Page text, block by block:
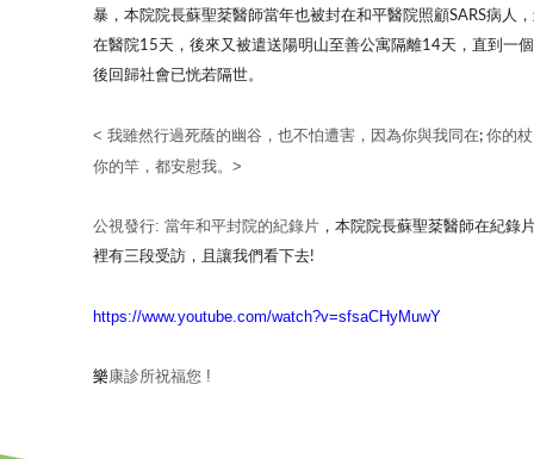
暴，本院院長蘇聖棻醫師當年也被封在和平醫院照顧SARS病人
在醫院15天 ，後來又被遣送陽明山至善公寓隔離14天 ，直到一
後回歸社會已恍若隔世。
< 我雖然行過死蔭的幽谷，也不怕遭害，因為你與我同在; 你的
你的竿，都安慰我。>
公視發行: 當年和平封院的紀錄片 ，本院院長蘇聖棻醫師在紀錄
裡有三段受訪 ，且讓我們看下去!
https://www.youtube.com/watch?v=sfsaCHyMuwY
樂康診所祝福您 !